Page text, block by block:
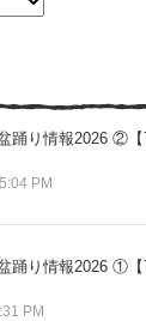
踊り情報2026 ②【
PM
踊り情報2026 ①
PM